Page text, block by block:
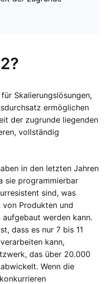
Skalierungslösungen,
ermöglichen
der zugrunde liegenden
vollständig
in den letzten Jahren
sie programmierbar
sind, was
von Produkten und
werden kann.
dass es nur 7 bis 11
kann,
das über 20.000
Wenn die